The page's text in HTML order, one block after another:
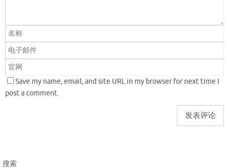
Save my name, email, and site URL in my browser for next time I
post a comment.
搜索